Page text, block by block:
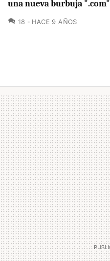
una nueva burbuja ".com"
18 COMENTARIOS
HACE 9 AÑOS